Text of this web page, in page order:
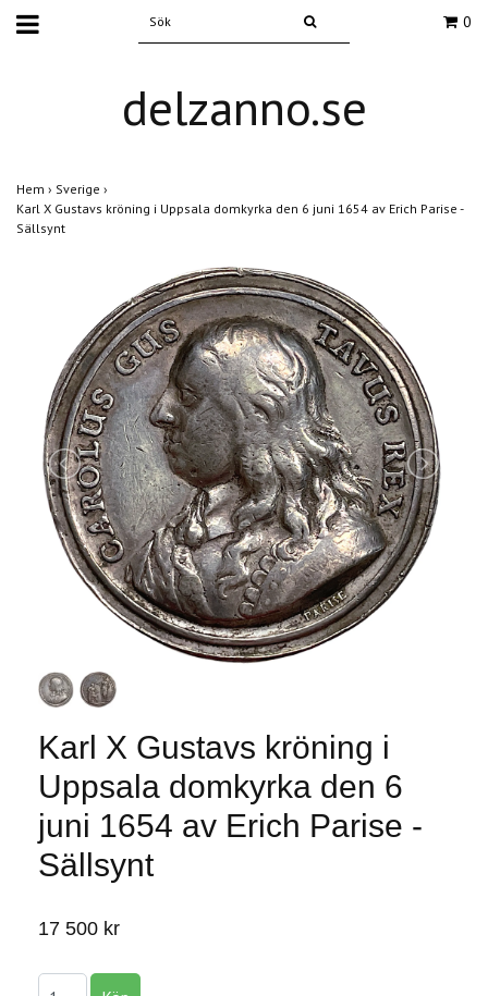
0
delzanno.se
Hem › Sverige ›
Karl X Gustavs kröning i Uppsala domkyrka den 6 juni 1654 av Erich Parise -
Sällsynt
Karl X Gustavs kröning i
Uppsala domkyrka den 6
juni 1654 av Erich Parise -
Sällsynt
17 500 kr